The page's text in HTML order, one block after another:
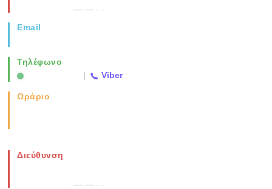
Email
Τηλέφωνο
| Viber
Ωράριο
Διεύθυνση